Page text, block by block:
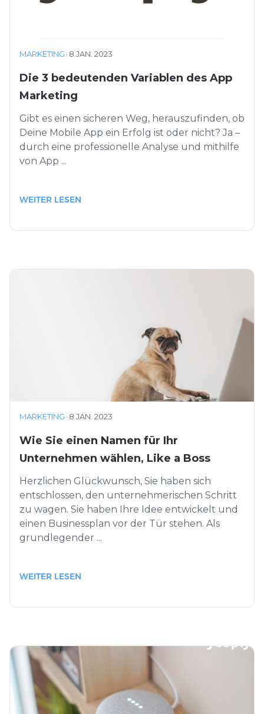
MARKETING · 8 JAN. 2023
Die 3 bedeutenden Variablen des App
Marketing
Gibt es einen sicheren Weg, herauszufinden, ob
Deine Mobile App ein Erfolg ist oder nicht? Ja –
durch eine professionelle Analyse und mithilfe
von App ...
WEITER LESEN
MARKETING · 8 JAN. 2023
Wie Sie einen Namen für Ihr
Unternehmen wählen, Like a Boss
Herzlichen Glückwunsch, Sie haben sich
entschlossen, den unternehmerischen Schritt
zu wagen. Sie haben Ihre Idee entwickelt und
einen Businessplan vor der Tür stehen. Als
grundlegender ...
WEITER LESEN